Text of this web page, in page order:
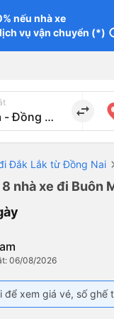
nếu nhà xe
vụ vận chuyển (*)
import_export
Đắk Lắk từ Đồng Nai
nhà xe đi Buôn
06/08/2026
để xem giá vé, số